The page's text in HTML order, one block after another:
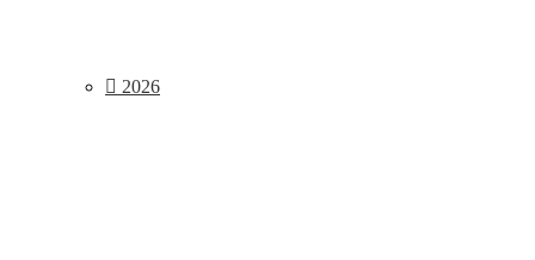
2026